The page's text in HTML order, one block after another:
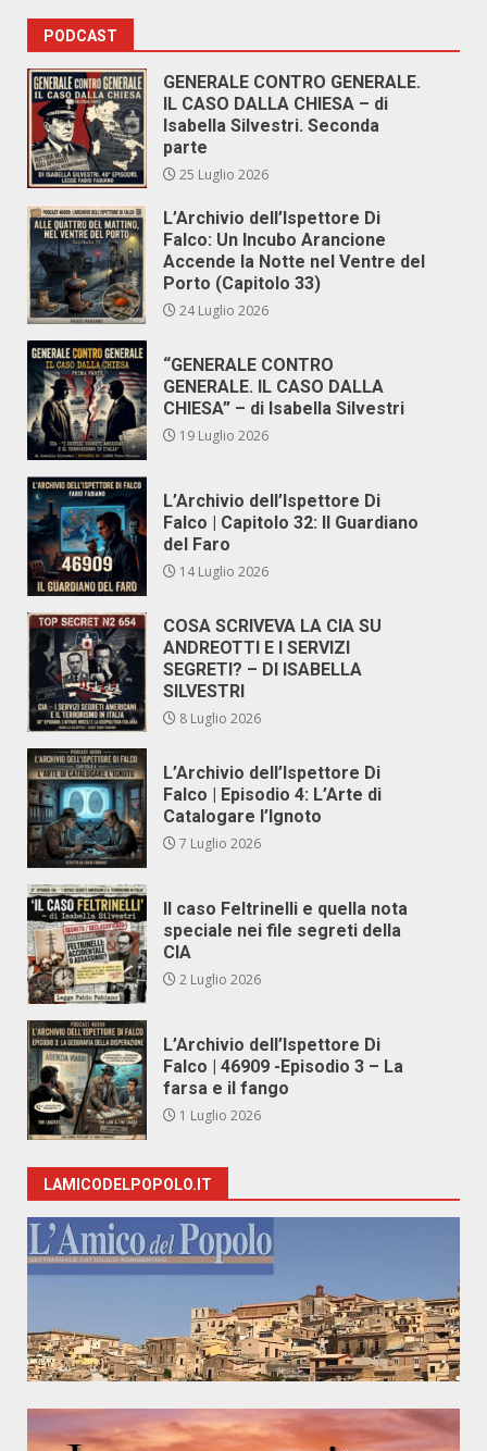
PODCAST
GENERALE CONTRO GENERALE.
IL CASO DALLA CHIESA – di
Isabella Silvestri. Seconda
parte
25 Luglio 2026
L’Archivio dell’Ispettore Di
Falco: Un Incubo Arancione
Accende la Notte nel Ventre del
Porto (Capitolo 33)
24 Luglio 2026
“GENERALE CONTRO
GENERALE. IL CASO DALLA
CHIESA” – di Isabella Silvestri
19 Luglio 2026
L’Archivio dell’Ispettore Di
Falco | Capitolo 32: Il Guardiano
del Faro
14 Luglio 2026
COSA SCRIVEVA LA CIA SU
ANDREOTTI E I SERVIZI
SEGRETI? – DI ISABELLA
SILVESTRI
8 Luglio 2026
L’Archivio dell’Ispettore Di
Falco | Episodio 4: L’Arte di
Catalogare l’Ignoto
7 Luglio 2026
Il caso Feltrinelli e quella nota
speciale nei file segreti della
CIA
2 Luglio 2026
L’Archivio dell’Ispettore Di
Falco | 46909 -Episodio 3 – La
farsa e il fango
1 Luglio 2026
LAMICODELPOPOLO.IT